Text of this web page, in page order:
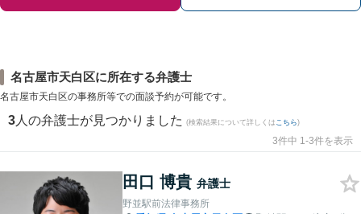
名古屋市天白区に所在する弁護士
名古屋市天白区の事務所等での面談予約が可能です。
3 人の弁護士が見つかりました (検索結果について詳しくは こちら)
3件中 1-3件を表示
田口 博貴 弁護士
野並駅前法律事務所